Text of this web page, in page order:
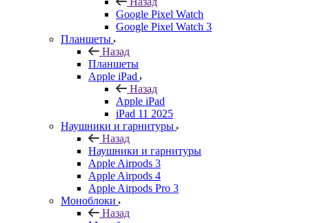
Google Pixel Watch
Google Pixel Watch 3
Планшеты
Назад
Планшеты
Apple iPad
Назад
Apple iPad
iPad 11 2025
Наушники и гарнитуры
Назад
Наушники и гарнитуры
Apple Airpods 3
Apple Airpods 4
Apple Airpods Pro 3
Моноблоки
Назад